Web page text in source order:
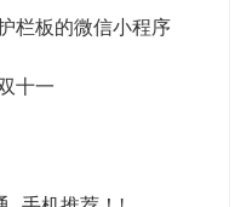
栏板的微信小程序
十一